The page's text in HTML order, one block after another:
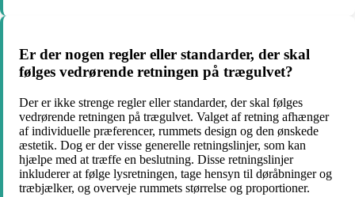
Er der nogen regler eller standarder, der skal
følges vedrørende retningen på trægulvet?
Der er ikke strenge regler eller standarder, der skal følges
vedrørende retningen på trægulvet. Valget af retning afhænger
af individuelle præferencer, rummets design og den ønskede
æstetik. Dog er der visse generelle retningslinjer, som kan
hjælpe med at træffe en beslutning. Disse retningslinjer
inkluderer at følge lysretningen, tage hensyn til døråbninger og
træbjælker, og overveje rummets størrelse og proportioner.